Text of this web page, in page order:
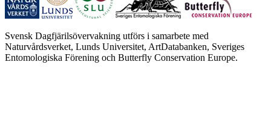
Svensk Dagfjärilsövervakning utförs i samarbete med
Naturvårdsverket, Lunds Universitet, ArtDatabanken, Sveriges
Entomologiska Förening och Butterfly Conservation Europe.